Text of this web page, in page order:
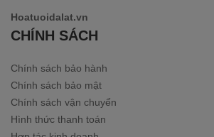
Hoatuoidalat.vn
CHÍNH SÁCH
Chính sách bảo hành
Chính sách bảo mật
Chính sách vận chuyển
Hình thức thanh toán